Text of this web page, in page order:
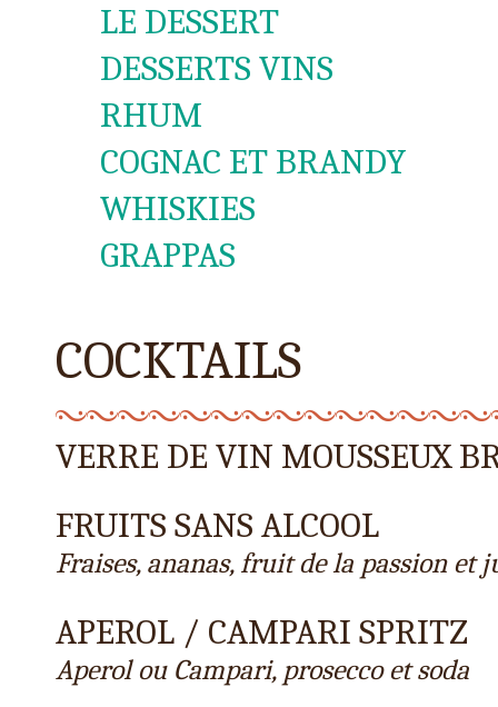
LE DESSERT
DESSERTS VINS
RHUM
COGNAC ET BRANDY
WHISKIES
GRAPPAS
COCKTAILS
VERRE DE VIN MOUSSEUX
FRUITS SANS ALCOOL
Fraises, ananas, fruit de la passion et
APEROL / CAMPARI SPRITZ
Aperol ou Campari, prosecco et soda